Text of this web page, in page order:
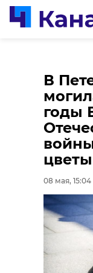
В
годы
цветы
08 мая, 15:04
Фото и
В
08 мая, 13:56